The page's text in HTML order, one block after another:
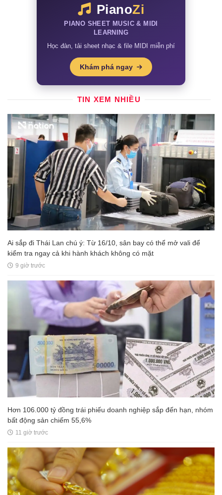
PianoZi
PIANO SHEET MUSIC & MIDI
LEARNING
Học đàn, tải sheet nhạc & file MIDI miễn phí
Khám phá ngay
TIN XEM NHIỀU
Ai sắp đi Thái Lan chú ý: Từ 16/10, sân bay có thể mở vali để
kiểm tra ngay cả khi hành khách không có mặt
9 giờ trước
Hơn 106.000 tỷ đồng trái phiếu doanh nghiệp sắp đến hạn, nhóm
bất động sản chiếm 55,6%
11 giờ trước